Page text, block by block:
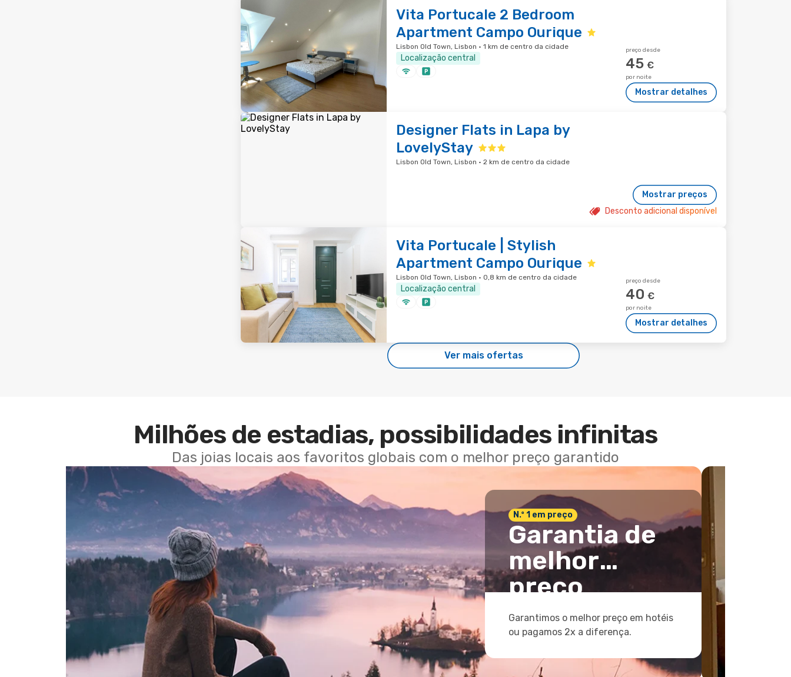
Vita Portucale 2 Bedroom
Apartment Campo Ourique
Lisbon Old Town, Lisbon · 1 km de centro da cidade
Localização central
preço desde
45 €
por noite
Mostrar detalhes
Designer Flats in Lapa by
LovelyStay
Lisbon Old Town, Lisbon · 2 km de centro da cidade
Mostrar preços
Desconto adicional disponível
Vita Portucale | Stylish
Apartment Campo Ourique
Lisbon Old Town, Lisbon · 0,8 km de centro da cidade
Localização central
preço desde
40 €
por noite
Mostrar detalhes
Ver mais ofertas
Milhões de estadias, possibilidades infinitas
Das joias locais aos favoritos globais com o melhor preço garantido
N.º 1 em preço
Garantia de
melhor
preço
Garantimos o melhor preço em hotéis
ou pagamos 2x a diferença.